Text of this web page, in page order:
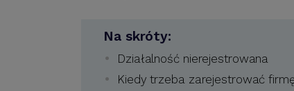
Na skróty:
Działalność nierejestrowana
Kiedy trzeba zarejestrować